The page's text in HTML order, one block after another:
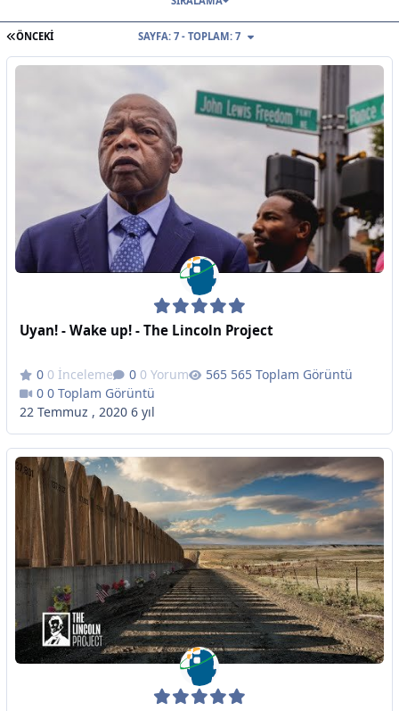
İLK SAYFA
ÖNCEKI SAYFA: 7 - TOPLAM: 7
Uyan! - Wake up! - The Lincoln Project
0 İnceleme 0 Yorum
565 Toplam Görüntü
0 Toplam Görüntü
22 Temmuz , 2020 6 yıl